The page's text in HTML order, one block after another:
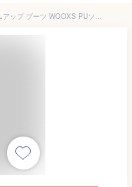
バレエブーツ【サンシャ】バレエ ウォームアップ ブーツ WOOXS PUソール シューズカバー 楽屋用ブーツ 子供 キッズ ジュニア 大人 ブーティー おしゃれ あったか 防寒 けが防止 パステル カラー レッスン 練習 舞台 発表会 コンクール リハーサル 足元 暖かい ピンク 紫